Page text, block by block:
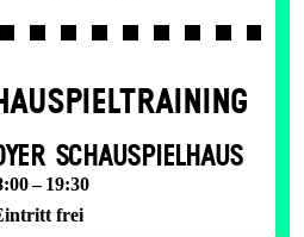
SCHAUSPIELHAUS
– 19:30
frei